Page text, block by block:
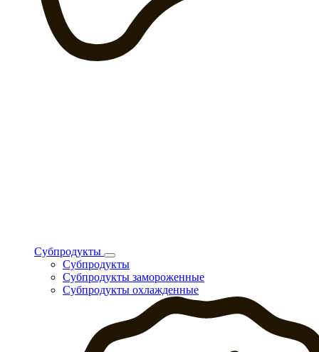
Субпродукты
Субпродукты
Субпродукты замороженные
Субпродукты охлажденные